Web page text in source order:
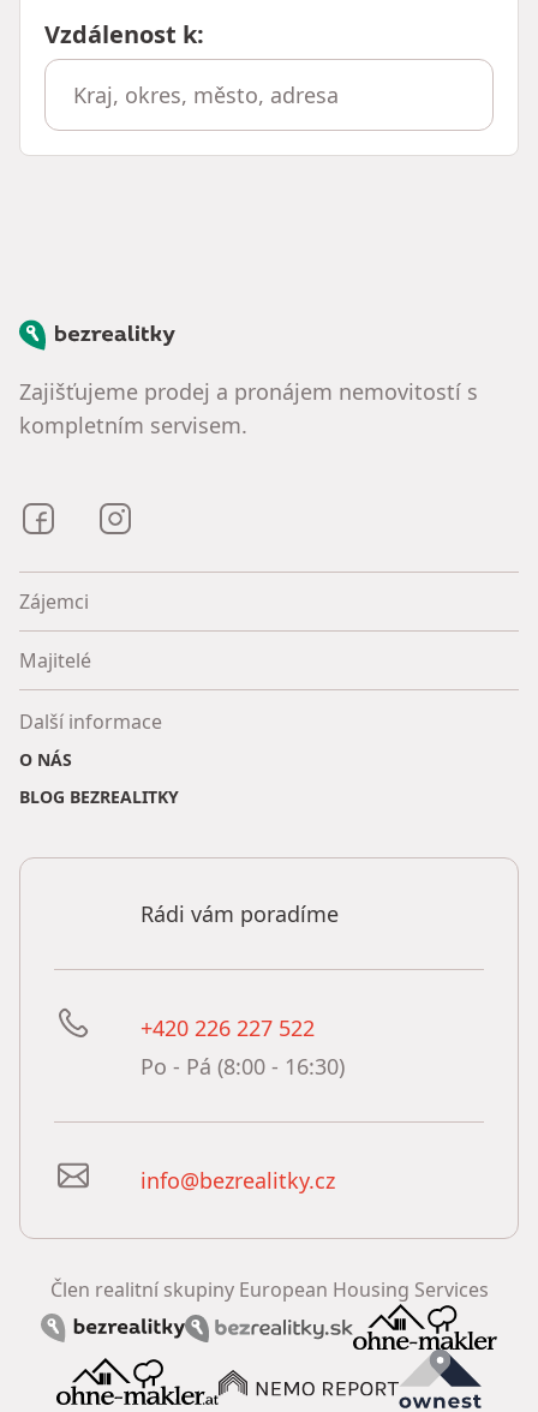
Vzdálenost k:
Bezrealitky
Zajišťujeme prodej a pronájem nemovitostí s
kompletním servisem.
Bezrealitky na Facebooku
Zájemci
Majitelé
Další informace
O NÁS
BLOG BEZREALITKY
Rádi vám poradíme
+420 226 227 522
Po - Pá (8:00 - 16:30)
info@bezrealitky.cz
Člen realitní skupiny European Housing Services